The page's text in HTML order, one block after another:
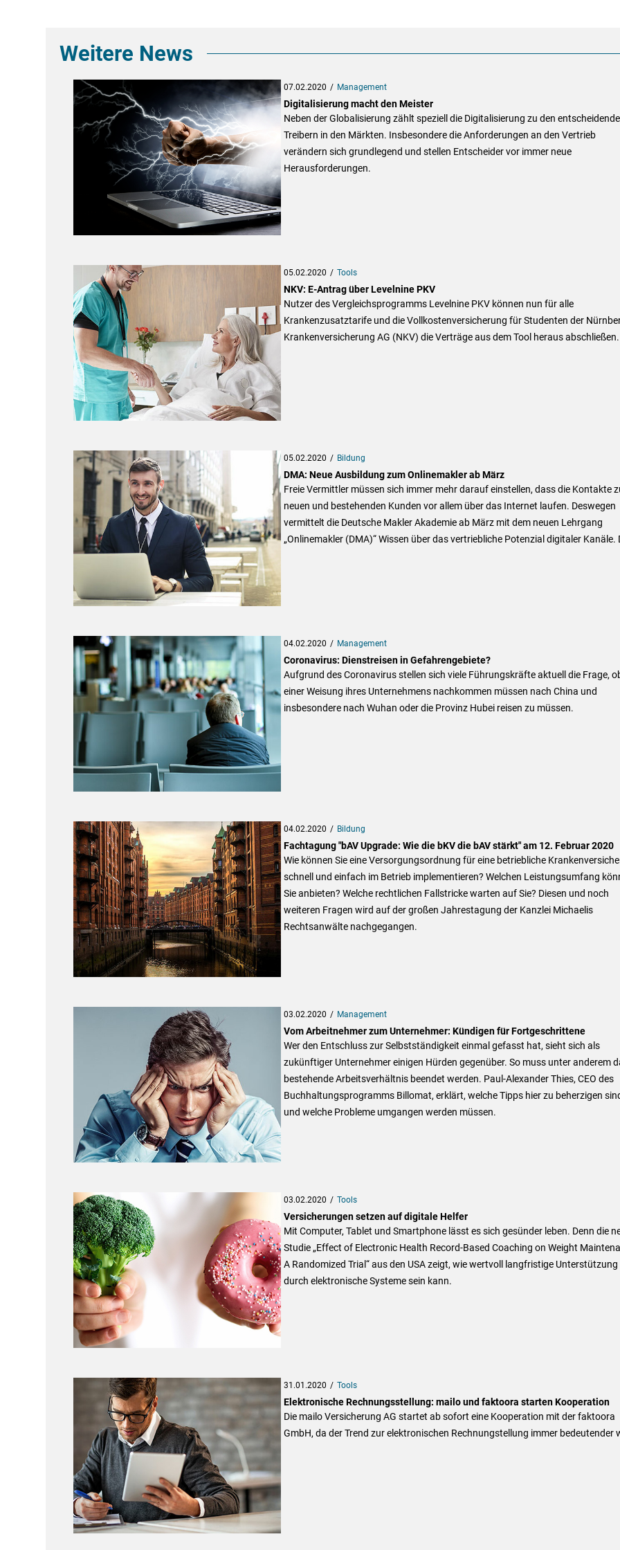
Weitere News
07.02.2020 Management
Digitalisierung macht den Meister
Neben der Globalisierung zählt speziell die Digitalisierung zu den
Treibern in den Märkten. Insbesondere die Anforderungen an den Vertrieb
verändern sich grundlegend und stellen Entscheider vor immer neue
Herausforderungen.
05.02.2020 Tools
NKV: E-Antrag über Levelnine PKV
Nutzer des Vergleichsprogramms Levelnine PKV können nun für alle
Krankenzusatztarife und die Vollkostenversicherung für Studenten der
Krankenversicherung AG (NKV) die Verträge aus dem Tool heraus abschließen.
05.02.2020 Bildung
DMA: Neue Ausbildung zum Onlinemakler ab März
Freie Vermittler müssen sich immer mehr darauf einstellen, dass die Kontakte
neuen und bestehenden Kunden vor allem über das Internet laufen. Deswegen
vermittelt die Deutsche Makler Akademie ab März mit dem neuen Lehrgang
„Onlinemakler (DMA)“ Wissen über das vertriebliche Potenzial digitaler Kanäle.
04.02.2020 Management
Coronavirus: Dienstreisen in Gefahrengebiete?
Aufgrund des Coronavirus stellen sich viele Führungskräfte aktuell die Frage,
einer Weisung ihres Unternehmens nachkommen müssen nach China und
insbesondere nach Wuhan oder die Provinz Hubei reisen zu müssen.
04.02.2020 Bildung
Fachtagung "bAV Upgrade: Wie die bKV die bAV stärkt" am 12. Februar 2020
Wie können Sie eine Versorgungsordnung für eine betriebliche
schnell und einfach im Betrieb implementieren? Welchen Leistungsumfang
Sie anbieten? Welche rechtlichen Fallstricke warten auf Sie? Diesen und noch
weiteren Fragen wird auf der großen Jahrestagung der Kanzlei Michaelis
Rechtsanwälte nachgegangen.
03.02.2020 Management
Vom Arbeitnehmer zum Unternehmer: Kündigen für Fortgeschrittene
Wer den Entschluss zur Selbstständigkeit einmal gefasst hat, sieht sich als
zukünftiger Unternehmer einigen Hürden gegenüber. So muss unter anderem
bestehende Arbeitsverhältnis beendet werden. Paul-Alexander Thies, CEO des
Buchhaltungsprogramms Billomat, erklärt, welche Tipps hier zu beherzigen
und welche Probleme umgangen werden müssen.
03.02.2020 Tools
Versicherungen setzen auf digitale Helfer
Mit Computer, Tablet und Smartphone lässt es sich gesünder leben. Denn die
Studie „Effect of Electronic Health Record-Based Coaching on Weight
A Randomized Trial“ aus den USA zeigt, wie wertvoll langfristige Unterstützung
durch elektronische Systeme sein kann.
31.01.2020 Tools
Elektronische Rechnungsstellung: mailo und faktoora starten Kooperation
Die mailo Versicherung AG startet ab sofort eine Kooperation mit der faktoora
GmbH, da der Trend zur elektronischen Rechnungstellung immer bedeutender